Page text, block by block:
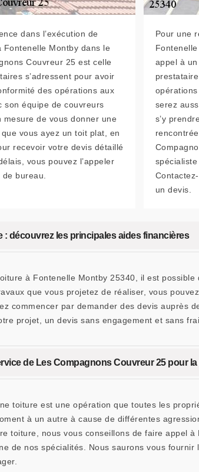
dans l’exécution de
Montby dans le
Couvreur 25 est celle
s’adressent pour avoir
des opérations aux
son équipe de couvreurs
de vous donner une
vous ayez un toit plat, en
recevoir votre devis détaillé
vous pouvez l’appeler
bureau.
Pour une
appel à
serez
s’y
un devis.
: découvrez les principales aides financières
à Fontenelle Montby 25340, il est
que vous projetez de réaliser, vous
commencer par demander des devis auprès
projet, un devis sans engagement et sans
de Les Compagnons Couvreur 25 pour
toiture est une opération que toutes les
à un autre à cause de différentes
toiture, nous vous conseillons de faire appel
de nos spécialités. Nous saurons vous